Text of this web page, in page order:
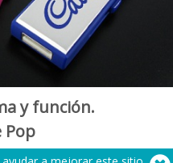
y función.
Pop